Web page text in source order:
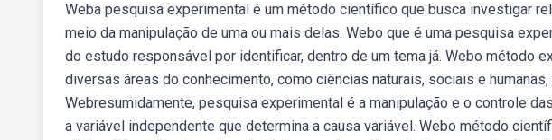
Weba pesquisa experimental é um método científico que busca investigar
meio da manipulação de uma ou mais delas. Webo que é uma pesquisa
do estudo responsável por identificar, dentro de um tema já. Webo método
diversas áreas do conhecimento, como ciências naturais, sociais e
Webresumidamente, pesquisa experimental é a manipulação e o controle
a variável independente que determina a causa variável. Webo método